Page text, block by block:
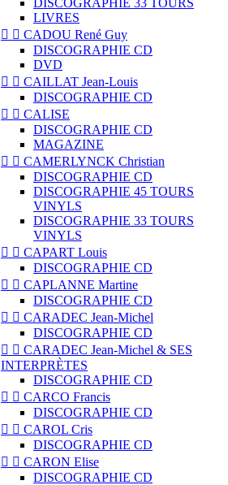
DISCOGRAPHIE 33 TOURS
LIVRES
  CADOU René Guy
DISCOGRAPHIE CD
DVD
  CAILLAT Jean-Louis
DISCOGRAPHIE CD
  CALISE
DISCOGRAPHIE CD
MAGAZINE
  CAMERLYNCK Christian
DISCOGRAPHIE CD
DISCOGRAPHIE 45 TOURS
VINYLS
DISCOGRAPHIE 33 TOURS
VINYLS
  CAPART Louis
DISCOGRAPHIE CD
  CAPLANNE Martine
DISCOGRAPHIE CD
  CARADEC Jean-Michel
DISCOGRAPHIE CD
  CARADEC Jean-Michel & SES
INTERPRÈTES
DISCOGRAPHIE CD
  CARCO Francis
DISCOGRAPHIE CD
  CAROL Cris
DISCOGRAPHIE CD
  CARON Elise
DISCOGRAPHIE CD